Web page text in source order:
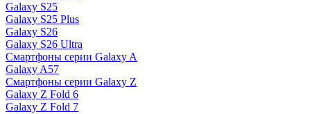
Galaxy S25
Galaxy S25 Plus
Galaxy S26
Galaxy S26 Ultra
Смартфоны серии Galaxy A
Galaxy A57
Смартфоны серии Galaxy Z
Galaxy Z Fold 6
Galaxy Z Fold 7